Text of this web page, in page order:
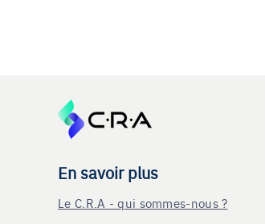
En savoir plus
Le C.R.A - qui sommes-nous ?